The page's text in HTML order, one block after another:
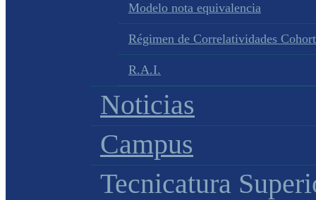
Modelo nota equivalencia
Régimen de Correlatividades
R.A.I.
Noticias
Campus
Tecnicatura